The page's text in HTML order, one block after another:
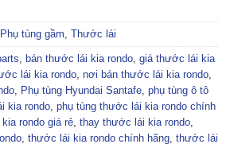
Phụ tùng gầm Thước lái
bán thước lái kia rondo giá thước lái kia
lái kia rondo nơi bán thước lái kia rondo
Phụ tùng Hyundai Santafe phụ tùng ô tô
kia rondo phụ tùng thước lái kia rondo chính
rondo giá rẻ thay thước lái kia rondo
thước lái kia rondo chính hãng thước lái